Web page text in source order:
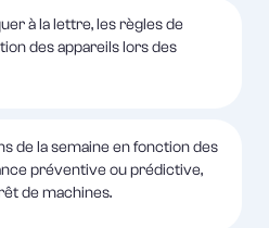
à la lettre, les règles de
des appareils lors des
de la semaine en fonction des
préventive ou prédictive,
de machines.